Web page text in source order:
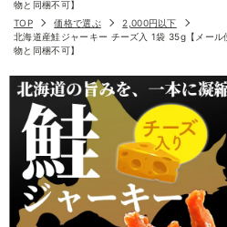
物と同梱不可】
TOP
価格で選ぶ
2,000円以下
北海道産鮭ジャーキー チーズ入 1袋 35g【メー
物と同梱不可】